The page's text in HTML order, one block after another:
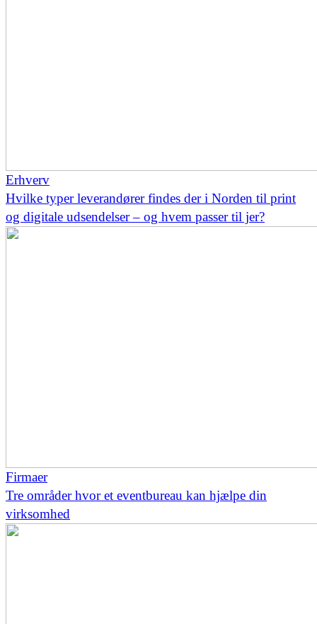
Erhverv
Hvilke typer leverandører findes der i Norden til print
og digitale udsendelser – og hvem passer til jer?
Firmaer
Tre områder hvor et eventbureau kan hjælpe din
virksomhed